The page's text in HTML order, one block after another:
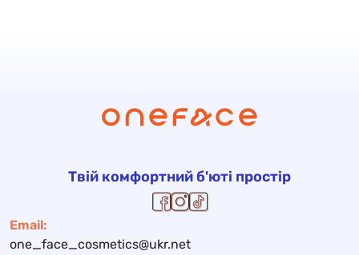
Твій комфортний б'юті простір
Email:
one_face_cosmetics@ukr.net